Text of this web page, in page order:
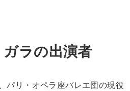
ラの出演者
パリ・オペラ座バレエ団の現役